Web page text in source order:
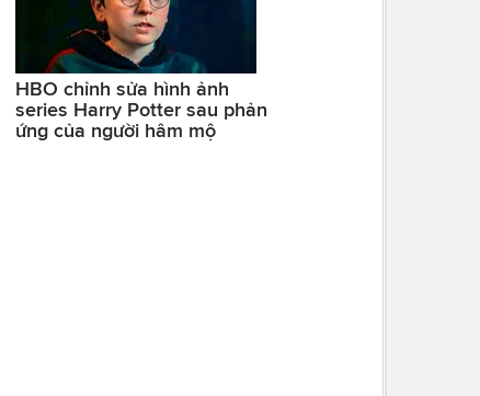
HBO chỉnh sửa hình ảnh
series Harry Potter sau phản
ứng của người hâm mộ